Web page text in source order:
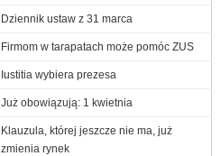
Dziennik ustaw z 31 marca
Firmom w tarapatach może pomóc ZUS
Iustitia wybiera prezesa
Już obowiązują: 1 kwietnia
Klauzula, której jeszcze nie ma, już
zmienia rynek